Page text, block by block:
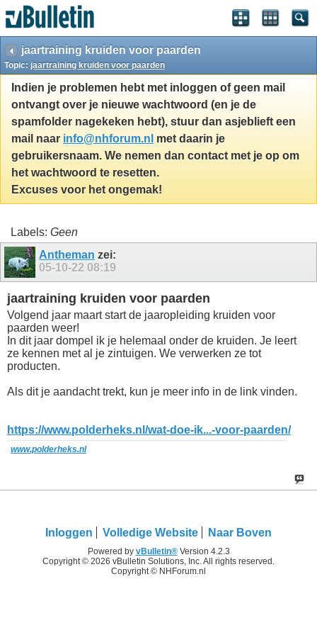
jaartraining kruiden voor paarden
Topic: jaartraining kruiden voor paarden
Indien je problemen hebt met inloggen of geen mail
ontvangt over je nieuwe wachtwoord (en je de
spamfolder nagekeken hebt), stuur dan asjeblieft een
mail naar info@nhforum.nl met daarin je
gebruikersnaam. We nemen dan contact met je op om
het wachtwoord te resetten.
Excuses voor het ongemak!
Labels: Geen
Antheman zei:
05-10-22 08:19
jaartraining kruiden voor paarden
Volgend jaar maart start de jaaropleiding kruiden voor
paarden weer!
In dit jaar dompel ik je helemaal onder de kruiden. Je leert
ze kennen met al je zintuigen. We verwerken ze tot
producten.
Als dit je aandacht trekt, kun je meer info in de link vinden.
https://www.polderheks.nl/wat-doe-ik...-voor-paarden/
www.polderheks.nl
Inloggen Volledige Website Naar Boven
Powered by vBulletin®Version 4.2.3
Copyright © 2026 vBulletin Solutions, Inc. All rights reserved.
Copyright © NHForum.nl